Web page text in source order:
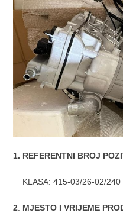
1. REFERENTNI BROJ
KLASA: 415-03/26-02/240
2 MJESTO I VRIJEME